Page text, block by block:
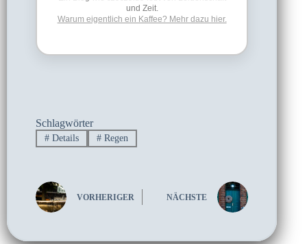
und Zeit.
Warum eigentlich ein Kaffee? Mehr dazu hier.
Schlagwörter
#Details #Regen
VORHERIGER NÄCHSTE